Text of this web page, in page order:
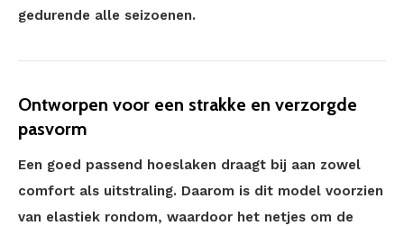
gedurende alle seizoenen.
Ontworpen voor een strakke en verzorgde
pasvorm
Een goed passend hoeslaken draagt bij aan zowel
comfort als uitstraling. Daarom is dit model voorzien
van elastiek rondom, waardoor het netjes om de